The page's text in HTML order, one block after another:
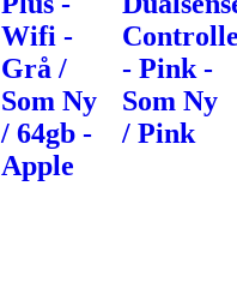
Wifi -
Grå /
Som Ny
/ 64gb -
Apple
- Pink -
Som Ny
/ Pink